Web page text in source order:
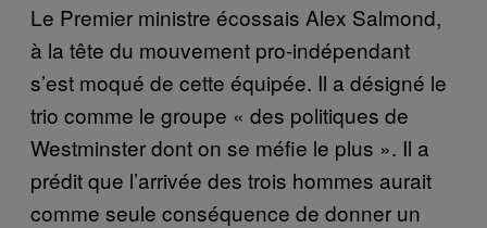
Le Premier ministre écossais Alex Salmond,
à la tête du mouvement pro-indépendant
s’est moqué de cette équipée. Il a désigné le
trio comme le groupe « des politiques de
Westminster dont on se méfie le plus ». Il a
prédit que l’arrivée des trois hommes aurait
comme seule conséquence de donner un